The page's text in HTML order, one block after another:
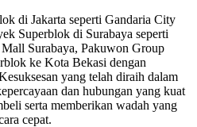
di Jakarta seperti Gandaria City
Superblok di Surabaya seperti
Surabaya, Pakuwon Group
ke Kota Bekasi dengan
yang telah diraih dalam
dan hubungan yang kuat
serta memberikan wadah yang
cepat.